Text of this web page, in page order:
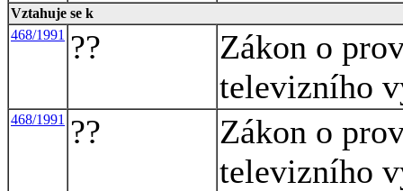
Vztahuje se k
468/1991
??
Zákon o
televizního
468/1991 ??
Zákon o
televizního